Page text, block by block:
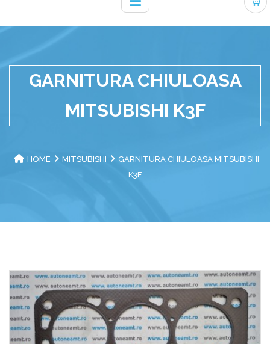
GARNITURA CHIULOASA
MITSUBISHI K3F
HOME MITSUBISHI
GARNITURA CHIULOASA MITSUBISHI
K3F